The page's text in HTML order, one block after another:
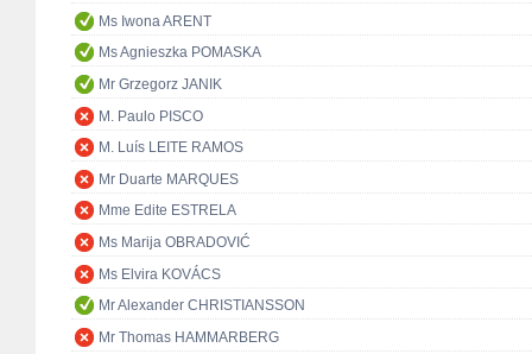
Ms Iwona ARENT
Ms Agnieszka POMASKA
Mr Grzegorz JANIK
M. Paulo PISCO
M. Luís LEITE RAMOS
Mr Duarte MARQUES
Mme Edite ESTRELA
Ms Marija OBRADOVIĆ
Ms Elvira KOVÁCS
Mr Alexander CHRISTIANSSON
Mr Thomas HAMMARBERG